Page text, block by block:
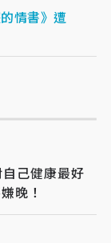
情書》遭
己健康最好
晚！